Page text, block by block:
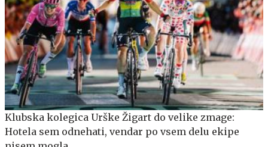
Klubska kolegica Urške Žigart do velike zmage:
Hotela sem odnehati, vendar po vsem delu ekipe